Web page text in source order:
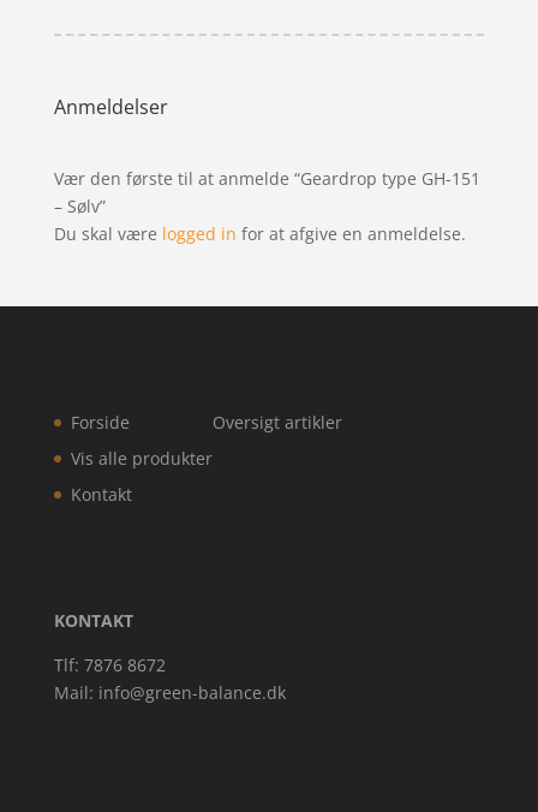
Anmeldelser
Vær den første til at anmelde “Geardrop type GH-151
– Sølv”
Du skal være logged in for at afgive en anmeldelse.
Forside
Vis alle produkter
Kontakt
Oversigt artikler
KONTAKT
Tlf: 7876 8672
Mail: info@green-balance.dk